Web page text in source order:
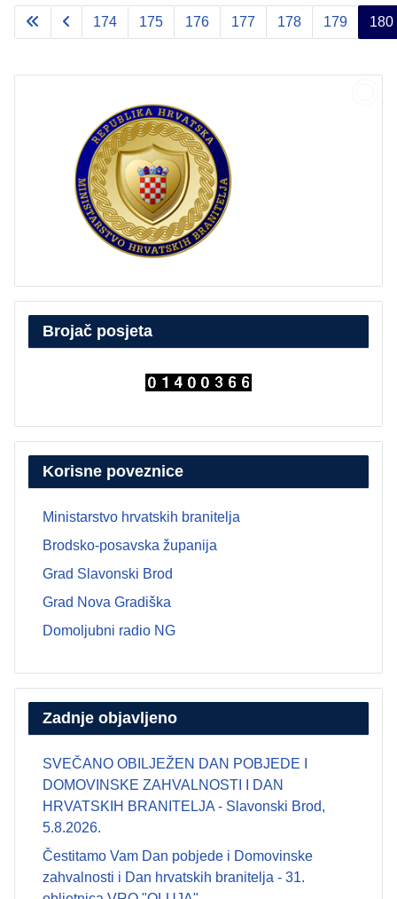
Stranica 180 od 183
174 175 176 177 178 179 180
Brojač posjeta
Korisne poveznice
Ministarstvo hrvatskih branitelja
Brodsko-posavska županija
Grad Slavonski Brod
Grad Nova Gradiška
Domoljubni radio NG
Zadnje objavljeno
SVEČANO OBILJEŽEN DAN POBJEDE I
DOMOVINSKE ZAHVALNOSTI I DAN
HRVATSKIH BRANITELJA - Slavonski Brod,
5.8.2026.
Čestitamo Vam Dan pobjede i Domovinske
zahvalnosti i Dan hrvatskih branitelja - 31.